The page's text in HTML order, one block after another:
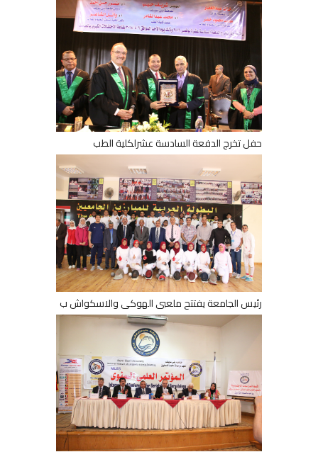
حفل تخرج الدفعة السادسة عشرلكلية الطب
رئيس الجامعة يفتتح ملعبى الهوكى والاسكواش ب